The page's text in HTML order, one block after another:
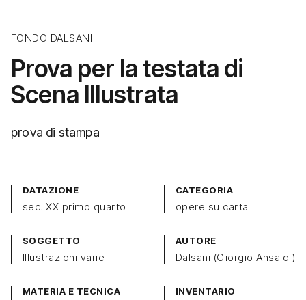
FONDO DALSANI
Prova per la testata di
Scena Illustrata
prova di stampa
DATAZIONE
sec. XX primo quarto
CATEGORIA
opere su carta
SOGGETTO
Illustrazioni varie
AUTORE
Dalsani (Giorgio Ansaldi)
MATERIA E TECNICA INVENTARIO